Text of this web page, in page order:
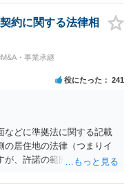
、近年は「持分だけでも買
。 （2）については、裁判
り分けて取得したり、全体
ります。こちらも経費が
りませんし、手間がかか
。 Cが上記（1）（2）を
金額であれば、ABに買い
とになります。 他の先生
固定資産税評価額から計算
した金額というのが公平中
違いはありません。 しか
約に関する法律相
・事業承継
役にたった 241
などに準拠法に関する記載
居住地の法律（つまりイ
が、許諾の範囲が日本国内